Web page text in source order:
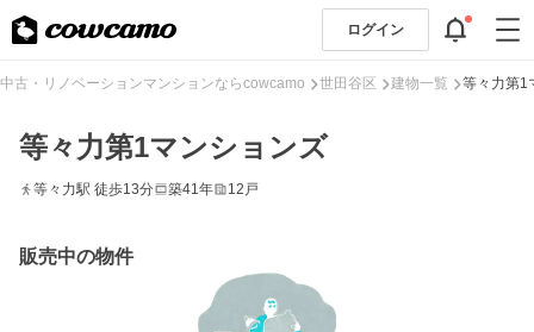
ログイン
中古・リノベーションマンションならcowcamo 世田谷区 建物一覧 等々力第1
等々力第1マンションズ
等々力駅 徒歩13分 築41年 12戸
販売中の物件